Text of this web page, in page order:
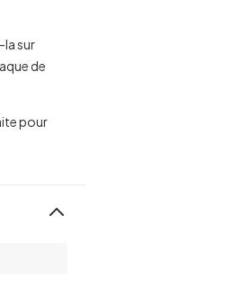
la sur
de
pour